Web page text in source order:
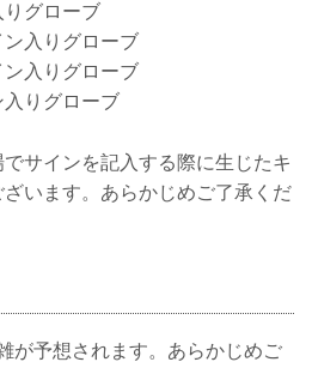
りグローブ
ン入りグローブ
ン入りグローブ
入りグローブ
サインを記入する際に生じたキ
います。あらかじめご了承くだ
が予想されます。あらかじめご